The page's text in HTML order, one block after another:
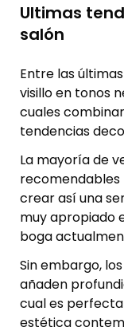
Ultimas
salón
Entre las
visillo en tonos
cuales
tendencias
La mayoría de
recomendables
crear así una
muy apropiado
boga
Sin embargo,
añaden
cual es
estética